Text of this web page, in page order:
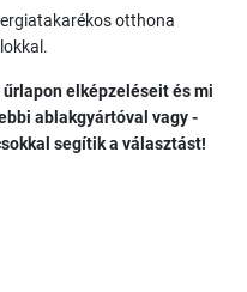
otthona
elképzeléseit és mi
ablakgyártóval vagy -
segítik a választást!